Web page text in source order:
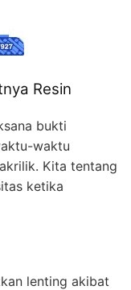
Resin
bukti
waktu
Kita tentang
ketika
lenting akibat